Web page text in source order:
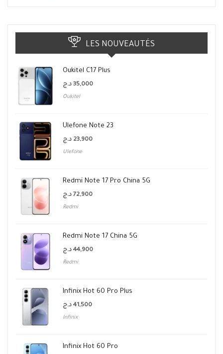
LES NOUVEAUTÉS
Oukitel C17 Plus
35,000 د.ج
Oukitel
Ulefone Note 23
23,900 د.ج
Ulefone
Redmi Note 17 Pro China 5G
72,900 د.ج
Redmi
Redmi Note 17 China 5G
44,900 د.ج
Redmi
Infinix Hot 60 Pro Plus
41,500 د.ج
Infinix
Infinix Hot 60 Pro